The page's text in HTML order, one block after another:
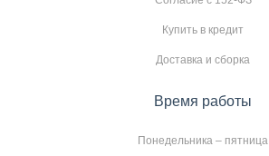
Купить в кредит
Доставка и сборка
Время работы
Понедельника – пятница